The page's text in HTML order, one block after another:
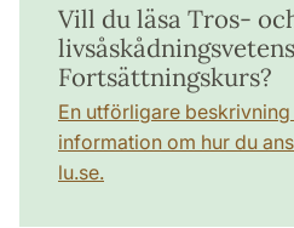
Vill du läsa Tros-
Fortsättningskurs?
En utförligare
information om hur du
lu.se.